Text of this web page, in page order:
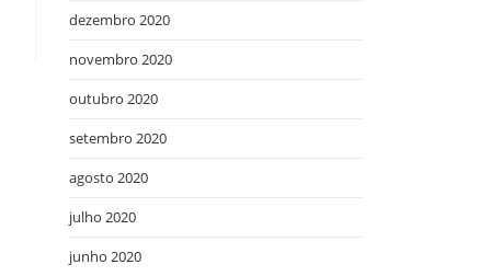
dezembro 2020
novembro 2020
outubro 2020
setembro 2020
agosto 2020
julho 2020
junho 2020